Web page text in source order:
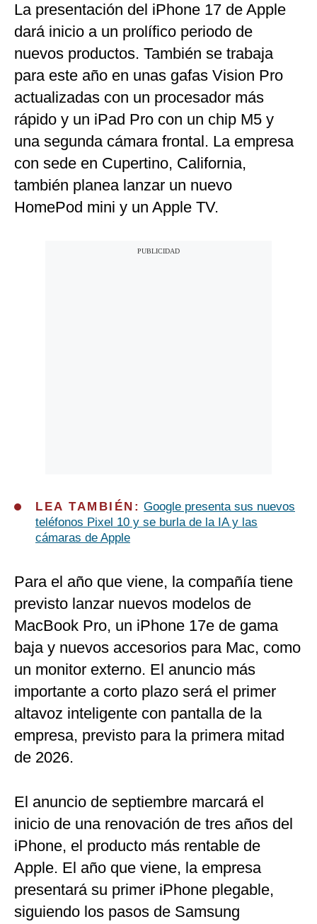
La presentación del iPhone 17 de Apple
dará inicio a un prolífico periodo de
nuevos productos. También se trabaja
para este año en unas gafas Vision Pro
actualizadas con un procesador más
rápido y un iPad Pro con un chip M5 y
una segunda cámara frontal. La empresa
con sede en Cupertino, California,
también planea lanzar un nuevo
HomePod mini y un Apple TV.
LEA TAMBIÉN: Google presenta sus nuevos
teléfonos Pixel 10 y se burla de la IA y las
cámaras de Apple
Para el año que viene, la compañía tiene
previsto lanzar nuevos modelos de
MacBook Pro, un iPhone 17e de gama
baja y nuevos accesorios para Mac, como
un monitor externo. El anuncio más
importante a corto plazo será el primer
altavoz inteligente con pantalla de la
empresa, previsto para la primera mitad
de 2026.
El anuncio de septiembre marcará el
inicio de una renovación de tres años del
iPhone, el producto más rentable de
Apple. El año que viene, la empresa
presentará su primer iPhone plegable,
siguiendo los pasos de Samsung